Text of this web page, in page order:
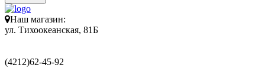
Наш магазин:
ул. Тихоокеанская, 81Б
(4212)62-45-92